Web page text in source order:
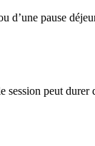
d’une pause
session peut